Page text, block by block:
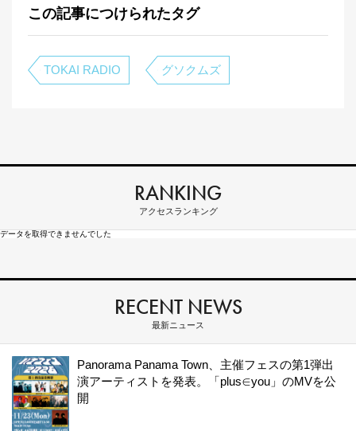
この記事につけられたタグ
TOKAI RADIO グソクムズ
RANKING
アクセスランキング
データを取得できませんでした
RECENT NEWS
最新ニュース
Panorama Panama Town、主催フェスの第1弾出
演アーティストを発表。「plus∈you」のMVを公
開